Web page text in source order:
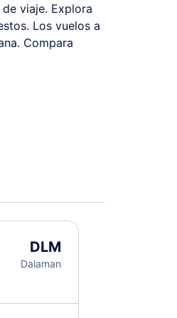
viaje. Explora
Los vuelos a
Compara
DLM
Dalaman